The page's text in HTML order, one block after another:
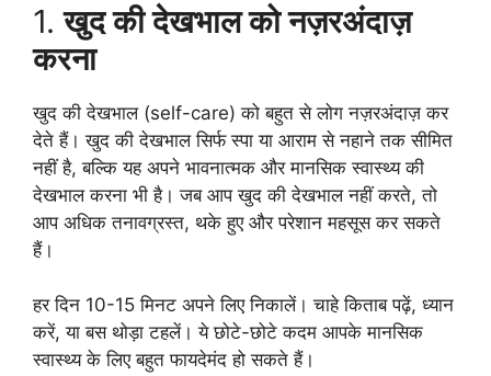
1.खुद की देखभाल को नज़रअंदाज़
करना
खुद की देखभाल (self-care) को बहुत से लोग नज़रअंदाज़ कर
देते हैं। खुद की देखभाल सिर्फ स्पा या आराम से नहाने तक सीमित
नहीं है, बल्कि यह अपने भावनात्मक और मानसिक स्वास्थ्य की
देखभाल करना भी है। जब आप खुद की देखभाल नहीं करते, तो
आप अधिक तनावग्रस्त, थके हुए और परेशान महसूस कर सकते
हैं।
हर दिन 10-15 मिनट अपने लिए निकालें। चाहे किताब पढ़ें, ध्यान
करें, या बस थोड़ा टहलें। ये छोटे-छोटे कदम आपके मानसिक
स्वास्थ्य के लिए बहुत फायदेमंद हो सकते हैं।